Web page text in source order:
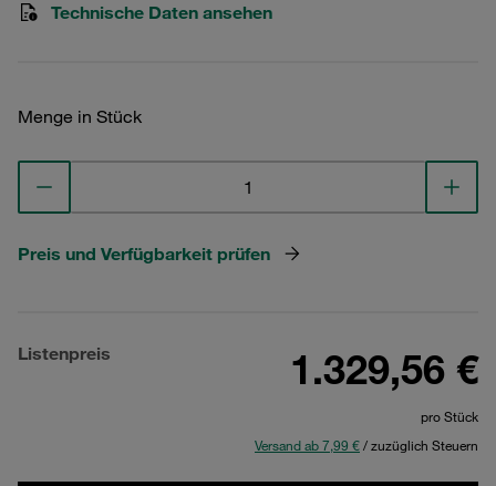
Technische Daten ansehen
Menge in Stück
Preis und Verfügbarkeit prüfen
Listenpreis 1.329,56 €
pro Stück
Versand ab 7,99 €/ zuzüglich Steuern